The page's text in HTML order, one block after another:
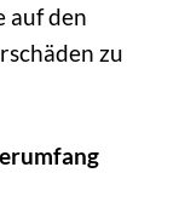
auf den
zu